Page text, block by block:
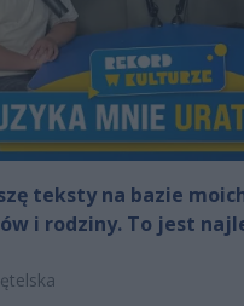
teksty na bazie
i rodziny. To jest